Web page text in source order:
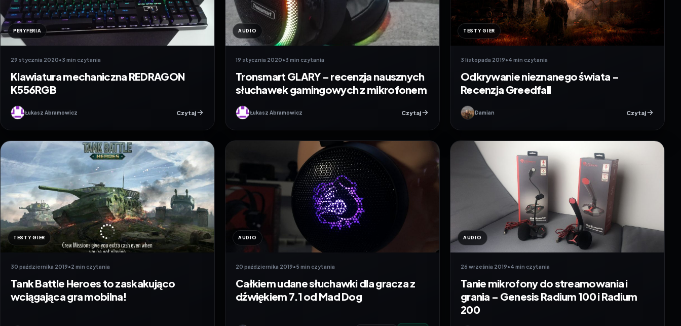
PERYFERIA
29 stycznia 2020•3 min czytania
Klawiatura mechaniczna REDRAGON
K556RGB
Łukasz Abramowicz Czytaj
AUDIO
19 stycznia 2020•3 min czytania
Tronsmart GLARY – recenzja nausznych
słuchawek gamingowych z mikrofonem
Łukasz Abramowicz Czytaj
TESTY GIER
3 listopada 2019•4 min czytania
Odkrywanie nieznanego świata –
Recenzja Greedfall
Damian Czytaj
TESTY GIER
30 października 2019•2 min czytania
Tank Battle Heroes to zaskakująco
wciągająca gra mobilna!
AUDIO
20 października 2019•5 min czytania
Całkiem udane słuchawki dla gracza z
dźwiękiem 7.1 od Mad Dog
AUDIO
26 września 2019•4 min czytania
Tanie mikrofony do streamowania i
grania – Genesis Radium 100 i Radium
200